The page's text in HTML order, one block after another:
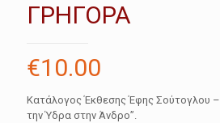
ΓΡΗΓΟΡΑ
€10.00
Κατάλογος Έκθεσης Έφης Σούτογλου
την Ύδρα στην Άνδρο”.